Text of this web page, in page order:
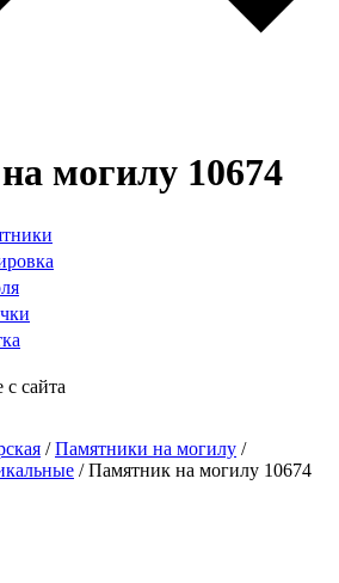
могилу 10674
с сайта
/Памятники на могилу /
/Памятник на могилу 10674